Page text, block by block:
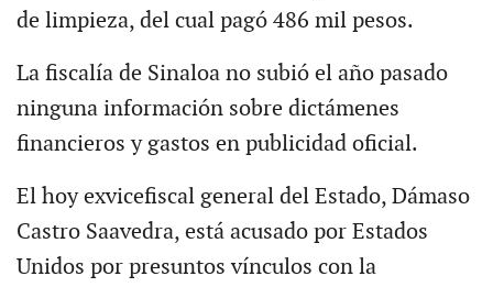
de limpieza, del cual pagó 486 mil pesos.
La fiscalía de Sinaloa no subió el año pasado
ninguna información sobre dictámenes
financieros y gastos en publicidad oficial.
El hoy exvicefiscal general del Estado, Dámaso
Castro Saavedra, está acusado por Estados
Unidos por presuntos vínculos con la